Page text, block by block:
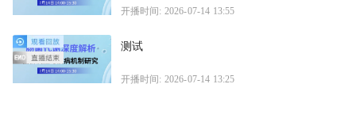
开播时间: 2026-07-14 13:55
测试
开播时间: 2026-07-14 13:25